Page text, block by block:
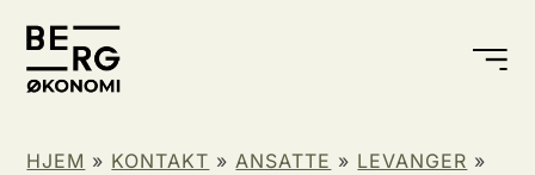
HJEM » KONTAKT »ANSATTE » LEVANGER »